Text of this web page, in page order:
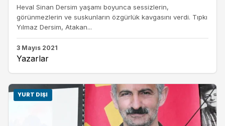
Heval Sinan Dersim yaşamı boyunca sessizlerin,
görünmezlerin ve suskunların özgürlük kavgasını verdi. Tıpkı
Yılmaz Dersim, Atakan...
3 Mayıs 2021
Yazarlar
YURT DIŞI